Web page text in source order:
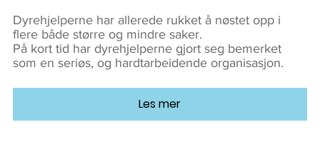
Dyrehjelperne har allerede rukket å nøstet opp i
flere både større og mindre saker.
På kort tid har dyrehjelperne gjort seg bemerket
som en seriøs, og hardtarbeidende organisasjon.
Les mer